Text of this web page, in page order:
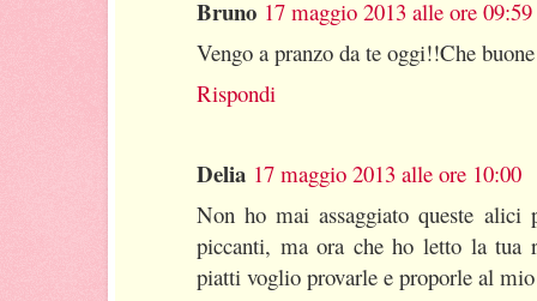
Bruno 17 maggio 2013 alle ore 09:59
Vengo a pranzo da te oggi!!Che
Rispondi
Delia 17 maggio 2013 alle ore 10:00
Non ho mai assaggiato queste alici
piccanti, ma ora che ho letto la tua
piatti voglio provarle e proporle al